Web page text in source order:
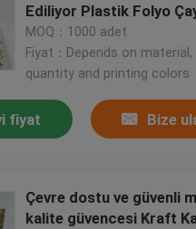
Ediliyor Plastik Folyo
MOQ：1000 adet
Fiyat：Depends on material,
quantity and printing colors
fiyat Bize
Çevre dostu ve güvenli
kalite güvencesi Kraft